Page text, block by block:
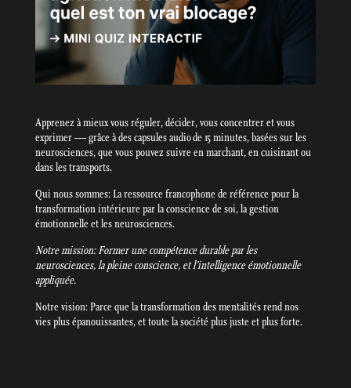
Apprenez à mieux vous réguler, décider, vous concentrer et vous
exprimer — grâce à des capsules audio de 15 minutes, basées sur les
neurosciences, que vous pouvez suivre en marchant, en cuisinant ou
dans les transports.
Qui nous sommes: La ressource francophone de référence pour la
transformation intérieure par la conscience de soi, la gestion
émotionnelle et les neurosciences.
Notre mission: Former une compétence durable par les
neurosciences, la pleine conscience, et l’intelligence émotionnelle
appliquée.
Notre vision: Parce que la transformation des mentalités rend nos
vies plus épanouissantes, et toute la société plus juste et plus forte.